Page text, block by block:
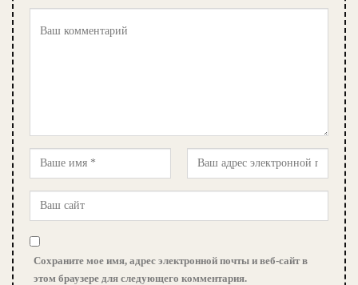
Сохраните мое имя, адрес электронной почты и веб-сайт в
этом браузере для следующего комментария.